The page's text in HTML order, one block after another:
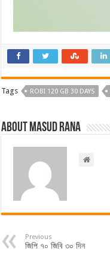
Tags ROBI 120 GB 30 DAYS
About Masud Rana
Previous
জিপি ৭০ জিবি ৩০ দিন